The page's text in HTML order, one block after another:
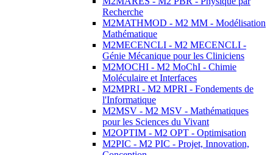
Recherche
M2MATHMOD - M2 MM - Modélisation
Mathématique
M2MECENCLI - M2 MECENCLI -
Génie Mécanique pour les Cliniciens
M2MOCHI - M2 MoChI - Chimie
Moléculaire et Interfaces
M2MPRI - M2 MPRI - Fondements de
l'Informatique
M2MSV - M2 MSV - Mathématiques
pour les Sciences du Vivant
M2OPTIM - M2 OPT - Optimisation
M2PIC - M2 PIC - Projet, Innovation,